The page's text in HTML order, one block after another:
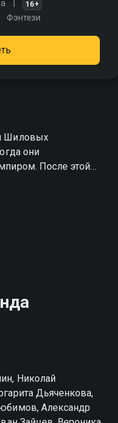
16+
Фэнтези
Шиловых
они
После этой
странные
ясно, что
другой, скрытый
старых легенд и
научного
и другие
от времени
нарушая
закрытая
хаоса. Именно
которым
много о том, что
Николай
Дьяченкова,
Александр